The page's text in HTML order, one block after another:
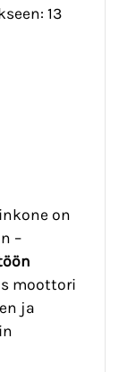
13
on
–
moottori
ja